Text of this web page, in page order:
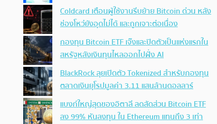
Coldcard เตือนผู้ใช้งานรีบย้าย Bitcoin ด่วน หลัง
ช่องโหว่ยังอุดไม่ได้ และถูกเจาะต่อเนื่อง
กองทุน Bitcoin ETF เจ๊งและปิดตัวเป็นแห่งแรกใน
สหรัฐหลังเงินทุนไหลออกไปฝั่ง AI
BlackRock ลุยเปิดตัว Tokenized สำหรับกองทุน
ตลาดเงินยุโรปมูลค่า 3.11 แสนล้านดอลลาร์
แบงก์ใหญ่สุดของอิตาลี ลดสัดส่วน Bitcoin ETF
ลง 99% หันลงทุน ใน Ethereum แทนถึง 3 เท่า